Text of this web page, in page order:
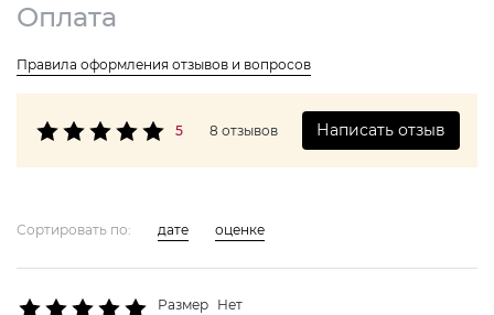
Оплата
Правила оформления отзывов и вопросов
5 8 отзывов Написать отзыв
Сортировать по: дате оценке
Размер Нет